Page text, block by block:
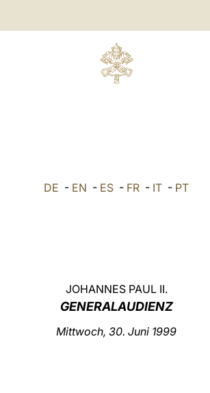
DE - EN - ES - FR - IT - PT
JOHANNES PAUL II.
GENERALAUDIENZ
Mittwoch, 30. Juni 1999